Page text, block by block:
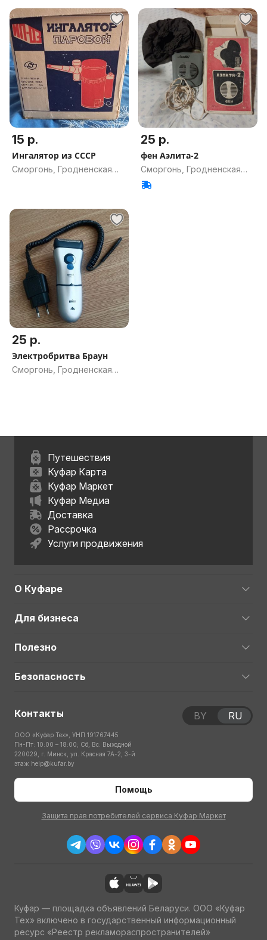
15 р.
Ингалятор из СССР
Сморгонь, Гродненская
25 р.
фен Аэлита-2
Сморгонь, Гродненская
обл.
25 р.
Электробритва Браун
Сморгонь, Гродненская
Путешествия
Куфар Карта
Куфар Маркет
Куфар Медиа
Доставка
Рассрочка
Услуги продвижения
О Куфаре
Для бизнеса
Полезно
Безопасность
Контакты
ООО «Куфар Тех», УНП 191767445
Пн-Пт: 10:00 – 18:00; Сб, Вс: Выходной
220029, г. Минск, ул. Красная 7А-2, 3-й
этаж help@kufar.by
Помощь
Защита прав потребителей сервиса Куфар Маркет
BY RU
Куфар — площадка объявлений Беларуси. ООО «Куфар
Тех» включено в государственный информационный
ресурс «Реестр рекламораспространителей»